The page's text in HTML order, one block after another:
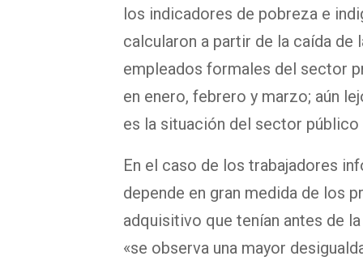
los indicadores de pobreza e
calcularon a partir de la caída de
empleados formales del sector
en enero, febrero y marzo; aún
es la situación del sector
En el caso de los trabajadores
depende en gran medida de los
adquisitivo que tenían antes de
«se observa una mayor